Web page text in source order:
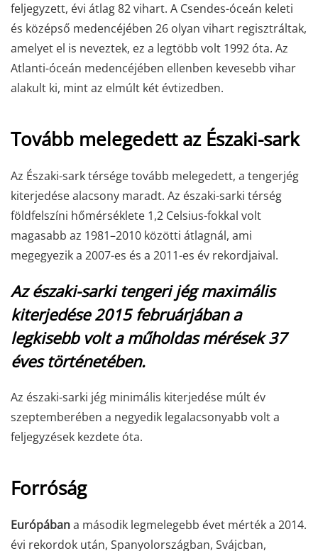
feljegyzett, évi átlag 82 vihart. A Csendes-óceán keleti
és középső medencéjében 26 olyan vihart regisztráltak,
amelyet el is neveztek, ez a legtöbb volt 1992 óta. Az
Atlanti-óceán medencéjében ellenben kevesebb vihar
alakult ki, mint az elmúlt két évtizedben.
Tovább melegedett az Északi-sark
Az Északi-sark térsége tovább melegedett, a tengerjég
kiterjedése alacsony maradt. Az északi-sarki térség
földfelszíni hőmérséklete 1,2 Celsius-fokkal volt
magasabb az 1981–2010 közötti átlagnál, ami
megegyezik a 2007-es és a 2011-es év rekordjaival.
Az északi-sarki tengeri jég maximális
kiterjedése 2015 februárjában a
legkisebb volt a műholdas mérések 37
éves történetében.
Az északi-sarki jég minimális kiterjedése múlt év
szeptemberében a negyedik legalacsonyabb volt a
feljegyzések kezdete óta.
Forróság
Európábana második legmelegebb évet mérték a 2014.
évi rekordok után, Spanyolországban, Svájcban,